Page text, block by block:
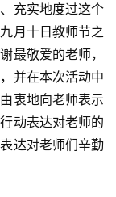
充实地度过这个
月十日教师节之
最敬爱的老师，
并在本次活动中
衷地向老师表示
动表达对老师的
达对老师们辛勤